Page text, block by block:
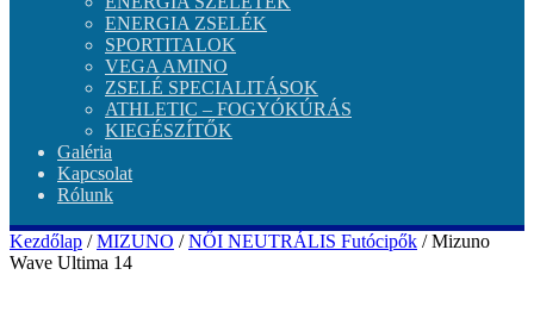
ENERGIA ZSELÉK
SPORTITALOK
VEGA AMINO
ZSELÉ SPECIALITÁSOK
ATHLETIC – FOGYÓKÚRÁS
KIEGÉSZÍTŐK
Galéria
Kapcsolat
Rólunk
Kezdőlap /MIZUNO /NŐI NEUTRÁLIS Futócipők / Mizuno
Wave Ultima 14